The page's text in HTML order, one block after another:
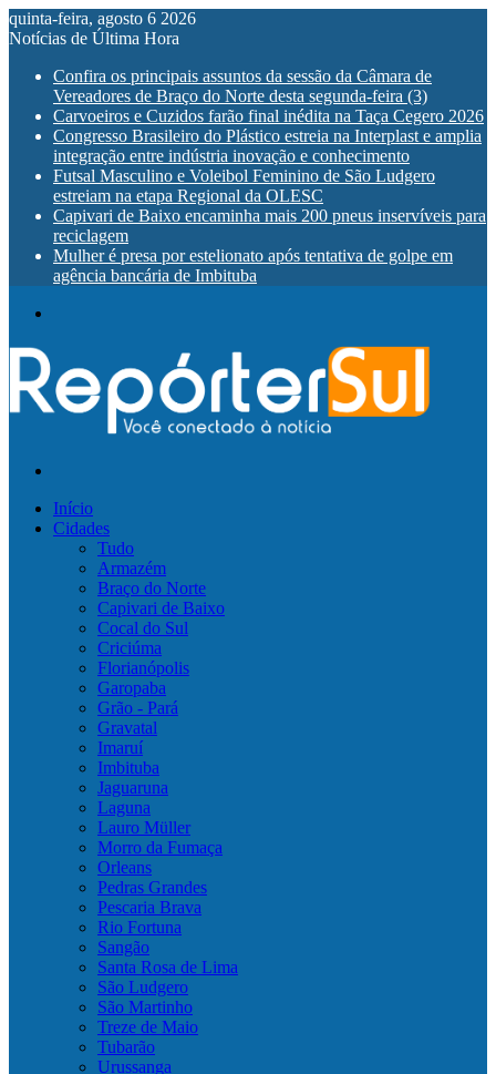
quinta-feira, agosto 6 2026
Notícias de Última Hora
Confira os principais assuntos da sessão da Câmara de
Vereadores de Braço do Norte desta segunda-feira (3)
Carvoeiros e Cuzidos farão final inédita na Taça Cegero 2026
Congresso Brasileiro do Plástico estreia na Interplast e amplia
integração entre indústria inovação e conhecimento
Futsal Masculino e Voleibol Feminino de São Ludgero
estreiam na etapa Regional da OLESC
Capivari de Baixo encaminha mais 200 pneus inservíveis para
reciclagem
Mulher é presa por estelionato após tentativa de golpe em
agência bancária de Imbituba
Início
Cidades
Tudo
Armazém
Braço do Norte
Capivari de Baixo
Cocal do Sul
Criciúma
Florianópolis
Garopaba
Grão - Pará
Gravatal
Imaruí
Imbituba
Jaguaruna
Laguna
Lauro Müller
Morro da Fumaça
Orleans
Pedras Grandes
Pescaria Brava
Rio Fortuna
Sangão
Santa Rosa de Lima
São Ludgero
São Martinho
Treze de Maio
Tubarão
Urussanga